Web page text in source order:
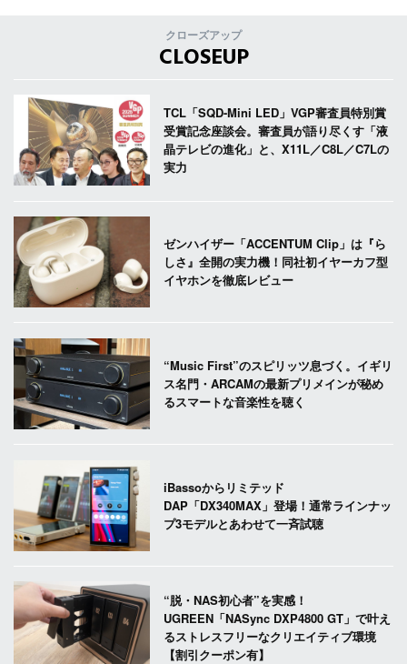
クローズアップ
CLOSEUP
TCL「SQD-Mini LED」VGP審査員特別賞
受賞記念座談会。審査員が語り尽くす「液
晶テレビの進化」と、X11L／C8L／C7Lの
実力
ゼンハイザー「ACCENTUM Clip」は『ら
しさ』全開の実力機！同社初イヤーカフ型
イヤホンを徹底レビュー
“Music First”のスピリッツ息づく。イギリ
ス名門・ARCAMの最新プリメインが秘め
るスマートな音楽性を聴く
iBassoからリミテッド
DAP「DX340MAX」登場！通常ラインナッ
プ3モデルとあわせて一斉試聴
“脱・NAS初心者”を実感！
UGREEN「NASync DXP4800 GT」で叶え
るストレスフリーなクリエイティブ環境
【割引クーポン有】